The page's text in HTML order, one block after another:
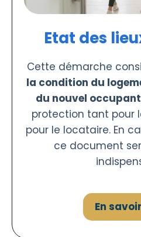
Etat des
Cette démarche
la condition du
du nouvel occupant
protection tant pour
pour le locataire. En
ce document
En